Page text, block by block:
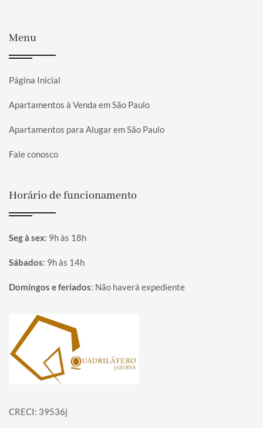
Menu
Página Inicial
Apartamentos à Venda em São Paulo
Apartamentos para Alugar em São Paulo
Fale conosco
Horário de funcionamento
Seg à sex: 9h às 18h
Sábados: 9h às 14h
Domingos e feriados: Não haverá expediente
Página inicial
CRECI: 39536j